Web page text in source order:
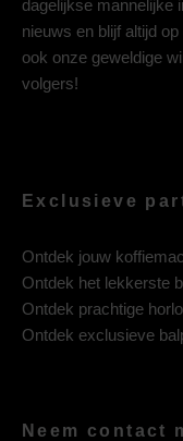
dagelijkse mannelijke
nieuws en blijf altijd
ook onze geweldige
volgers!
Exclusieve
Ontdek jouw
Ontdek het lekkerste
Ontdek prachtige
Ontdek exclusieve
Neem contact